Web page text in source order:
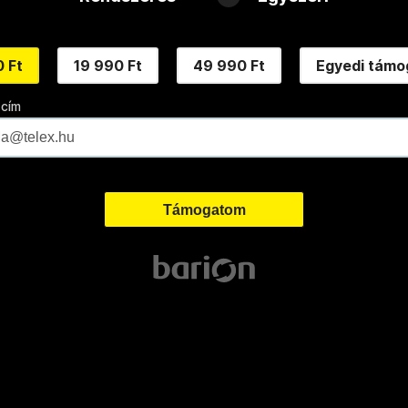
Ft 19 990 Ft 49 990 Ft Egyedi